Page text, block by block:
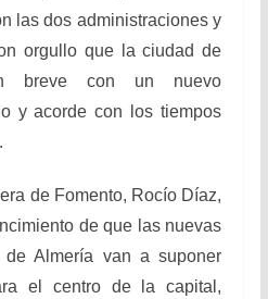
las dos administraciones y
orgullo que la ciudad de
breve con un nuevo
y acorde con los tiempos
de Fomento, Rocío Díaz,
de que las nuevas
de Almería van a suponer
el centro de la capital,